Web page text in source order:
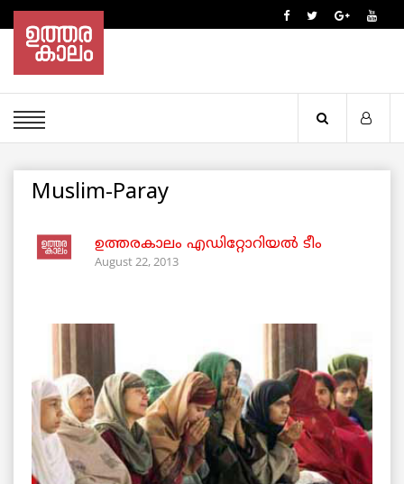
Muslim-Paray
ഉത്തരകാലം എഡിറ്റോറിയല്‍ ടീം
August 22, 2013